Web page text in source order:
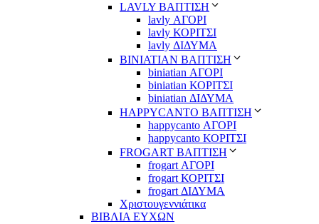
LAVLY ΒΑΠΤΙΣΗ
lavly ΑΓΟΡΙ
lavly ΚΟΡΙΤΣΙ
lavly ΔΙΔΥΜΑ
ΒΙΝΙΑΤΙΑΝ ΒΑΠΤΙΣΗ
biniatian ΑΓΟΡΙ
biniatian ΚΟΡΙΤΣΙ
biniatian ΔΙΔΥΜΑ
HAPPYCANTO ΒΑΠΤΙΣΗ
happycanto ΑΓΟΡΙ
happycanto ΚΟΡΙΤΣΙ
FROGART ΒΑΠΤΙΣΗ
frogart ΑΓΟΡΙ
frogart ΚΟΡΙΤΣΙ
frogart ΔΙΔΥΜΑ
Χριστουγεννιάτικα
ΒΙΒΛΙΑ ΕΥΧΩΝ